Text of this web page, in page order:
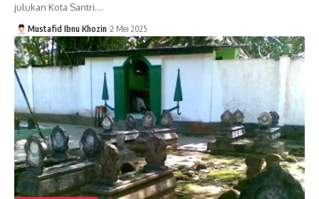
julukan Kota Santri.…
Mustafid Ibnu Khozin 2 Mei 2025